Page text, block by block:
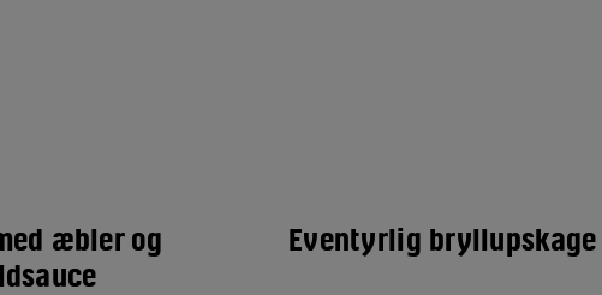
æbler og
Eventyrlig bryllupskage